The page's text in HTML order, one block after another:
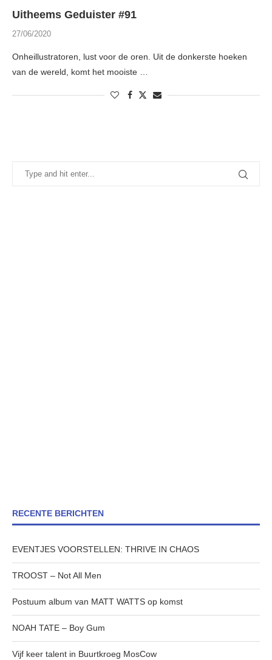
Uitheems Geduister #91
27/06/2020
Onheillustratoren, lust voor de oren. Uit de donkerste hoeken
van de wereld, komt het mooiste …
RECENTE BERICHTEN
EVENTJES VOORSTELLEN: THRIVE IN CHAOS
TROOST – Not All Men
Postuum album van MATT WATTS op komst
NOAH TATE – Boy Gum
Vijf keer talent in Buurtkroeg MosCow